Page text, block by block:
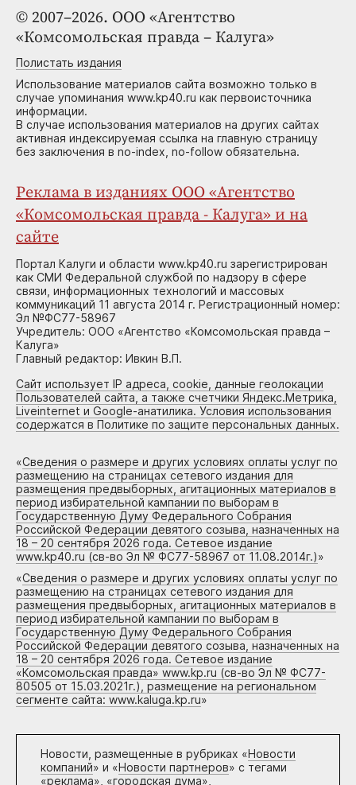
© 2007–2026. ООО «Агентство
«Комсомольская правда – Калуга»
Полистать издания
Использование материалов сайта возможно только в
случае упоминания www.kp40.ru как первоисточника
информации.
В случае использования материалов на других сайтах
активная индексируемая ссылка на главную страницу
без заключения в no-index, no-follow обязательна.
Реклама в изданиях ООО «Агентство
«Комсомольская правда - Калуга» и на
сайте
Портал Калуги и области www.kp40.ru зарегистрирован
как СМИ Федеральной службой по надзору в сфере
связи, информационных технологий и массовых
коммуникаций 11 августа 2014 г. Регистрационный номер:
Эл №ФС77-58967
Учредитель: ООО «Агентство «Комсомольская правда –
Калуга»
Главный редактор: Ивкин В.П.
Сайт использует IP адреса, cookie, данные геолокации
Пользователей сайта, а также счетчики Яндекс.Метрика,
Liveinternet и Google-анатилика. Условия использования
содержатся в Политике по защите персональных данных.
«Сведения о размере и других условиях оплаты услуг по
размещению на страницах сетевого издания для
размещения предвыборных, агитационных материалов в
период избирательной кампании по выборам в
Государственную Думу Федерального Собрания
Российской Федерации девятого созыва, назначенных на
18 – 20 сентября 2026 года. Сетевое издание
www.kp40.ru (св-во Эл № ФС77-58967 от 11.08.2014г.)»
«Сведения о размере и других условиях оплаты услуг по
размещению на страницах сетевого издания для
размещения предвыборных, агитационных материалов в
период избирательной кампании по выборам в
Государственную Думу Федерального Собрания
Российской Федерации девятого созыва, назначенных на
18 – 20 сентября 2026 года. Сетевое издание
«Комсомольская правда» www.kp.ru (св-во Эл № ФС77-
80505 от 15.03.2021г.), размещение на региональном
сегменте сайта: www.kaluga.kp.ru»
Новости, размещенные в рубриках «Новости
компаний» и «Новости партнеров» с тегами
«реклама», «городская дума»,